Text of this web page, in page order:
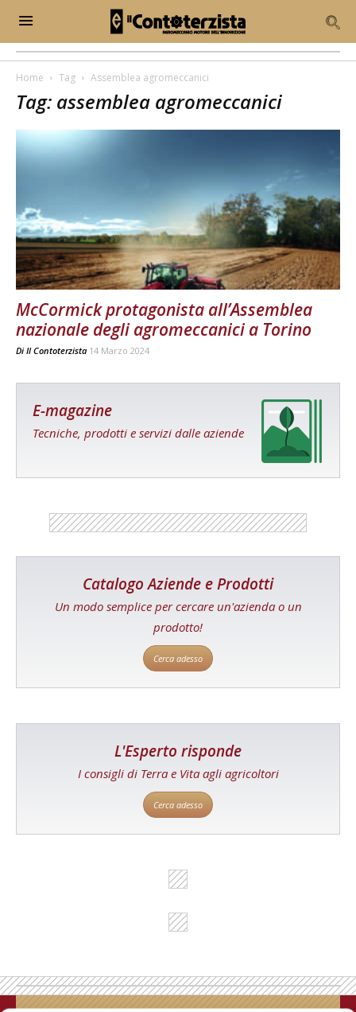
Home Tag Assemblea agromeccanici
Tag: assemblea agromeccanici
McCormick protagonista all’Assemblea
nazionale degli agromeccanici a Torino
Di Il Contoterzista 14 Marzo 2024
E-magazine
Tecniche, prodotti e servizi dalle aziende
Catalogo Aziende e Prodotti
Un modo semplice per cercare un'azienda o un
prodotto!
Cerca adesso
L'Esperto risponde
I consigli di Terra e Vita agli agricoltori
Cerca adesso